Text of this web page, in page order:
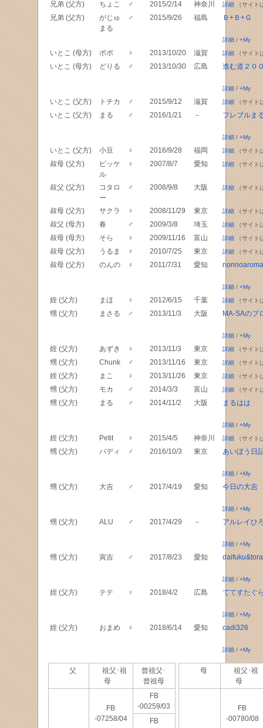
兄弟 (父方) ちょこ ♂ 2015/2/14 神奈川 詳細（サイト
兄弟 (父方)
がじゅ
まる
♂ 2015/9/26 福島 Ｂ+Ｂ+Ｇ
詳細/+My
いとこ (母方) ポポ ♀ 2013/10/20 滋賀 詳細（サイト
いとこ (母方) どりる ♂ 2013/10/30 広島 進む道２０
詳細/+My
いとこ (父方) トチカ ♂ 2015/9/12 滋賀 詳細（サイト
いとこ (父方) まる ♂ 2016/1/21 － フレブルま
詳細/+My
いとこ (父方) 小豆 ♀ 2016/9/28 福岡 詳細（サイト
叔母 (父方)
ピッケ
ル
♀ 2007/8/7 愛知 詳細（サイト
叔父 (父方)
コタロ
ー
♂ 2008/9/8 大阪 詳細（サイト
叔母 (父方) サクラ ♀ 2008/11/29 東京 詳細（サイト
叔父 (母方) 春 ♂ 2009/3/8 埼玉 詳細（サイト
叔母 (母方) そら ♀ 2009/11/16 富山 詳細（サイト
叔母 (父方) うるま ♀ 2010/7/25 東京 詳細（サイト
叔母 (父方) のんの ♀ 2011/7/31 愛知 nonnoaroma
詳細/+My
姪 (父方) まほ ♀ 2012/6/15 千葉 詳細（サイト
甥 (父方) まさる ♂ 2013/11/3 大阪 MA-SAのブ
詳細/+My
姪 (父方) あずき ♀ 2013/11/3 東京 詳細（サイト
甥 (父方) Chunk ♂ 2013/11/16 東京 詳細（サイト
姪 (父方) まこ ♀ 2013/11/26 東京 詳細（サイト
甥 (父方) モカ ♂ 2014/3/3 富山 詳細（サイト
甥 (父方) まる ♂ 2014/11/2 大阪 まるはは
詳細/+My
姪 (父方) Petit ♀ 2015/4/5 神奈川 詳細（サイト
甥 (父方) バディ ♂ 2016/10/3 東京 あいぼう日
詳細/+My
甥 (父方) 大吉 ♂ 2017/4/19 愛知 今日の大吉
詳細/+My
甥 (父方) ALU ♂ 2017/4/29 － アルレイひ
詳細/+My
甥 (父方) 寅吉 ♂ 2017/8/23 愛知
詳細/+My
姪 (父方) テテ ♀ 2018/4/2 広島 ててすたぐ
詳細/+My
姪 (父方) おまめ ♀ 2018/6/14 愛知 cadi326
詳細/+My
父
祖父･祖
母
曾祖父･
曾祖母
FB
-07258/04
FB
-00259/03
FB
母
祖父･祖
母
FB
-00780/08